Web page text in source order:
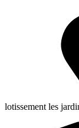
lotissement les